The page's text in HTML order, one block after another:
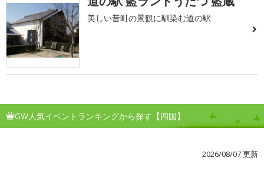
美しい昔町の景観に馴染む道の駅
GW人気イベントランキングから探す【四国】
2026/08/07 更新